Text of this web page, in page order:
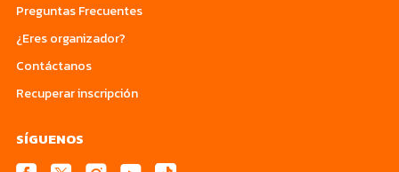
Preguntas Frecuentes
¿Eres organizador?
Contáctanos
Recuperar inscripción
SÍGUENOS